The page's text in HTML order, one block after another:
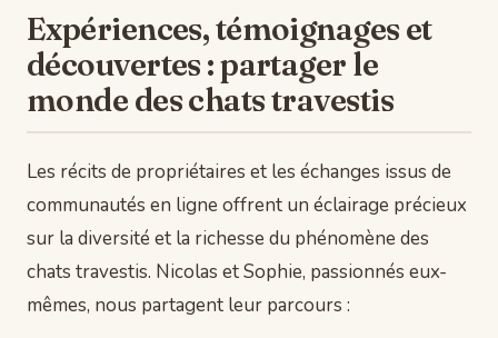
Expériences, témoignages et
découvertes : partager le
monde des chats travestis
Les récits de propriétaires et les échanges issus de
communautés en ligne offrent un éclairage précieux
sur la diversité et la richesse du phénomène des
chats travestis. Nicolas et Sophie, passionnés eux-
mêmes, nous partagent leur parcours :